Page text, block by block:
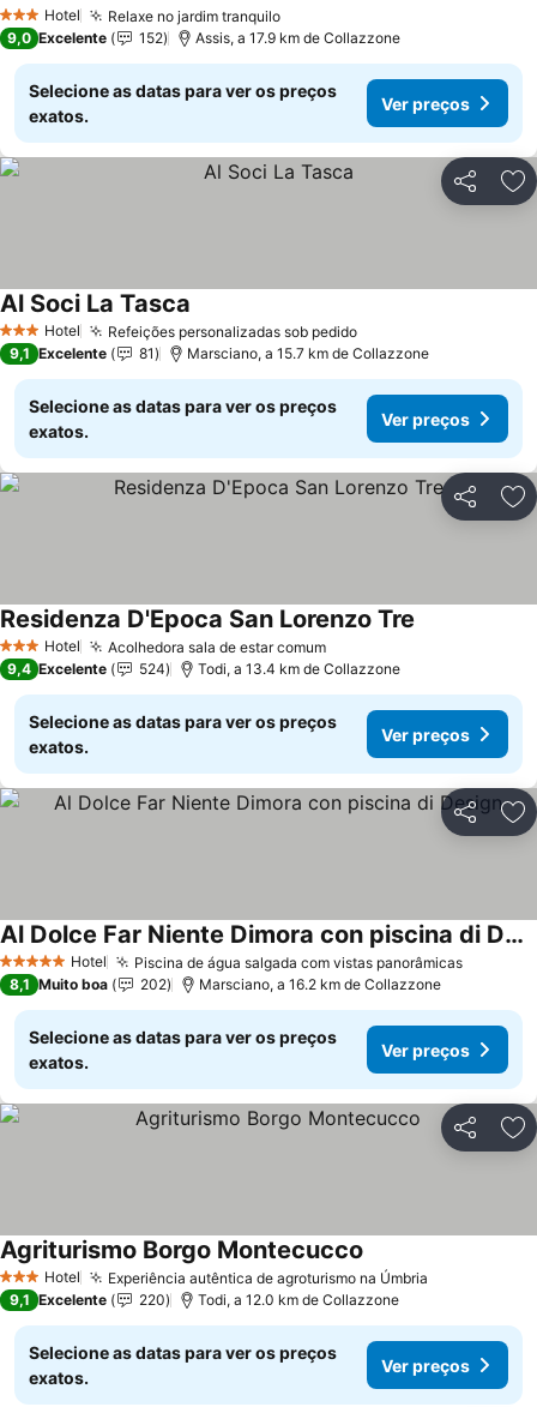
3 EstrelasHotel Relaxe no jardim tranquilo
9,0 Excelente 152 Assis, a 17.9 km de Collazzone
Selecione as datas para ver os preços
exatos.
Ver preços
Partilhar
3 EstrelasHotel Refeições personalizadas sob pedido
Al Soci La Tasca
9,1 Excelente 81 Marsciano, a 15.7 km de Collazzone
Selecione as datas para ver os preços
exatos.
Ver preços
Partilhar
3 EstrelasHotel Acolhedora sala de estar comum
Residenza D'Epoca San Lorenzo Tre
9,4 Excelente 524 Todi, a 13.4 km de Collazzone
Selecione as datas para ver os preços
exatos.
Ver preços
Partilhar
5 Estrelas Hotel Piscina de água salgada com vistas panorâmicas
Al Dolce Far Niente Dimora con piscina di Design
8,1 Muito boa 202 Marsciano, a 16.2 km de Collazzone
Selecione as datas para ver os preços
exatos.
Ver preços
Partilhar
3 EstrelasHotel Experiência autêntica de agroturismo na Úmbria
Agriturismo Borgo Montecucco
9,1 Excelente 220 Todi, a 12.0 km de Collazzone
Selecione as datas para ver os preços
exatos.
Ver preços